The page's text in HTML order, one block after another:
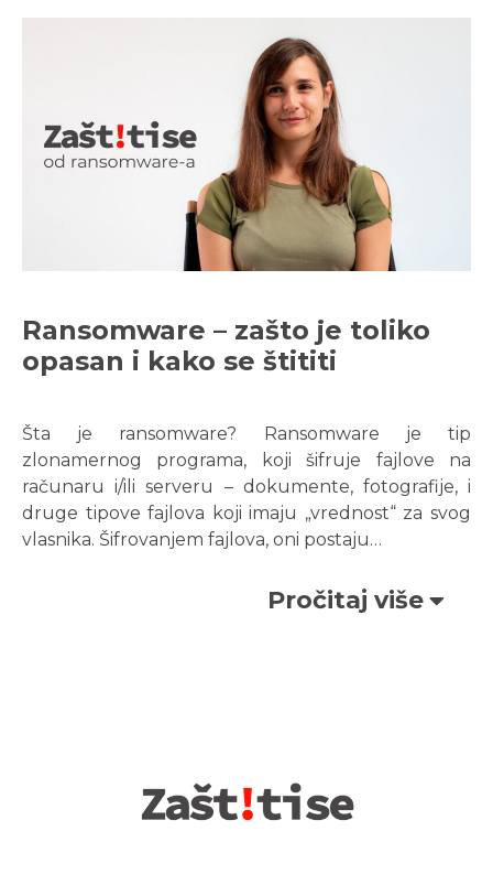
Ransomware – zašto je toliko
opasan i kako se štititi
Šta je ransomware? Ransomware je tip
zlonamernog programa, koji šifruje fajlove na
računaru i/ili serveru – dokumente, fotografije, i
druge tipove fajlova koji imaju „vrednost“ za svog
vlasnika. Šifrovanjem fajlova, oni postaju…
Pročitaj više